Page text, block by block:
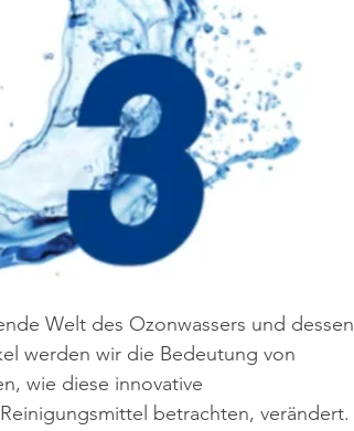
Welt des Ozonwassers und dessen
werden wir die Bedeutung von
wie diese innovative
betrachten, verändert.